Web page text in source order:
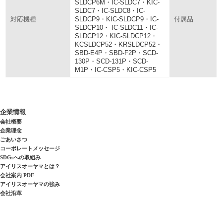
対応機種
SLDCP6M・IC-SLDC7・KIC-
SLDC7・IC-SLDC8・IC-
SLDCP9・KIC-SLDCP9・IC-
SLDCP10・ IC-SLDC11・IC-
SLDCP12・KIC-SLDCP12・
KCSLDCP52・KRSLDCP52・
SBD-E4P・SBD-F2P・SCD-
130P・SCD-131P・SCD-
M1P・IC-CSP5・KIC-CSP5
付属品
企業情報
会社概要
企業理念
ごあいさつ
コーポレートメッセージ
SDGsへの取組み
アイリスオーヤマとは？
会社案内 PDF
アイリスオーヤマの強み
会社沿革